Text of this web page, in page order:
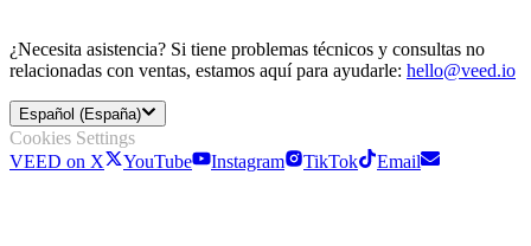
¿Necesita asistencia? Si tiene problemas técnicos y consultas no
relacionadas con ventas, estamos aquí para ayudarle: hello@veed.io
Español (España)
Cookies Settings
VEED on X
YouTube Instagram TikTok Email